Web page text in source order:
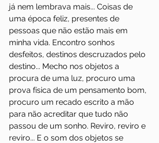
já nem lembrava mais... Coisas de
uma época feliz, presentes de
pessoas que não estão mais em
minha vida. Encontro sonhos
desfeitos, destinos descruzados pelo
destino... Mecho nos objetos a
procura de uma luz, procuro uma
prova física de um pensamento bom,
procuro um recado escrito a mão
para não acreditar que tudo não
passou de um sonho. Reviro, reviro e
reviro... E o som dos objetos se